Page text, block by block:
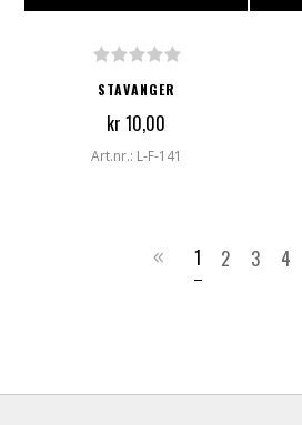
STAVANGER
kr 10,00
Art.nr.: L-F-141
1 2 3 4